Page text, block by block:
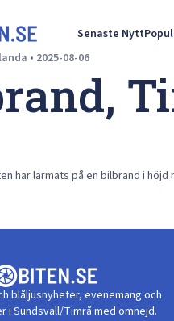
Senaste Nytt
• 2025-08-06
har larmats på en bilbrand i höjd
blåljusnyheter, evenemang och
i Sundsvall/Timrå med omnejd.